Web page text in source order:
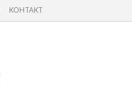
КОНТАКТ